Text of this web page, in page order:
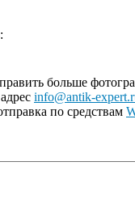
больше
info@antik-
по средствам